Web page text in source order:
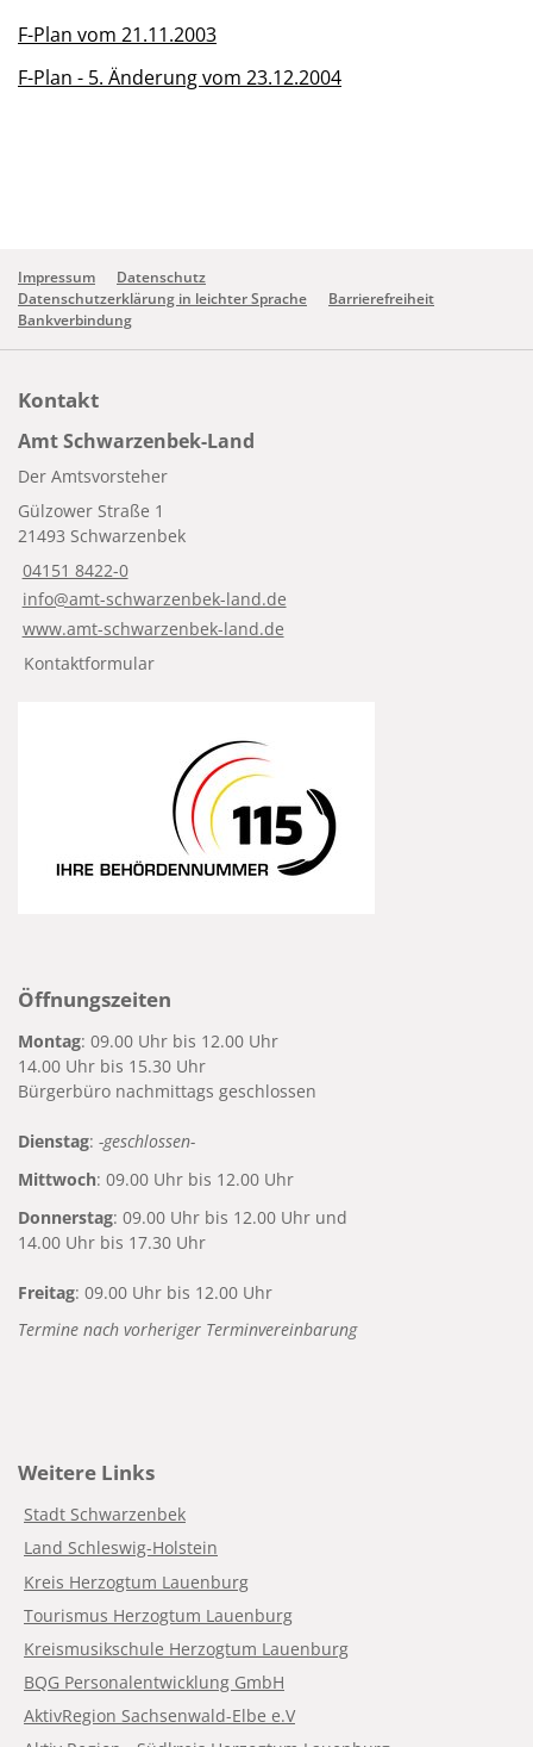
F-Plan vom 21.11.2003
F-Plan - 5. Änderung vom 23.12.2004
Impressum
Datenschutz
Datenschutzerklärung in leichter Sprache
Barrierefreiheit
Bankverbindung
Kontakt
Amt Schwarzenbek-Land
Der Amtsvorsteher
Gülzower Straße 1
21493 Schwarzenbek
04151 8422-0
info@amt-schwarzenbek-land.de
www.amt-schwarzenbek-land.de
Kontaktformular
Öffnungszeiten
Montag: 09.00 Uhr bis 12.00 Uhr
14.00 Uhr bis 15.30 Uhr
Bürgerbüro nachmittags geschlossen
Dienstag: -geschlossen-
Mittwoch: 09.00 Uhr bis 12.00 Uhr
Donnerstag: 09.00 Uhr bis 12.00 Uhr und
14.00 Uhr bis 17.30 Uhr
Freitag: 09.00 Uhr bis 12.00 Uhr
Termine nach vorheriger Terminvereinbarung
Weitere Links
Stadt Schwarzenbek
Land Schleswig-Holstein
Kreis Herzogtum Lauenburg
Tourismus Herzogtum Lauenburg
Kreismusikschule Herzogtum Lauenburg
BQG Personalentwicklung GmbH
AktivRegion Sachsenwald-Elbe e.V